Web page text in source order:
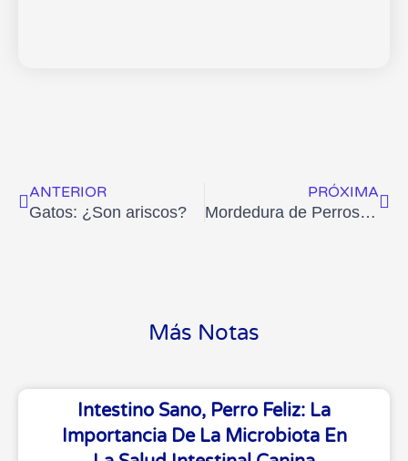
ANTERIOR
Gatos: ¿Son ariscos?
PRÓXIMA
Mordedura de Perros, un problema serio
Más Notas
Intestino Sano, Perro Feliz: La
Importancia De La Microbiota En